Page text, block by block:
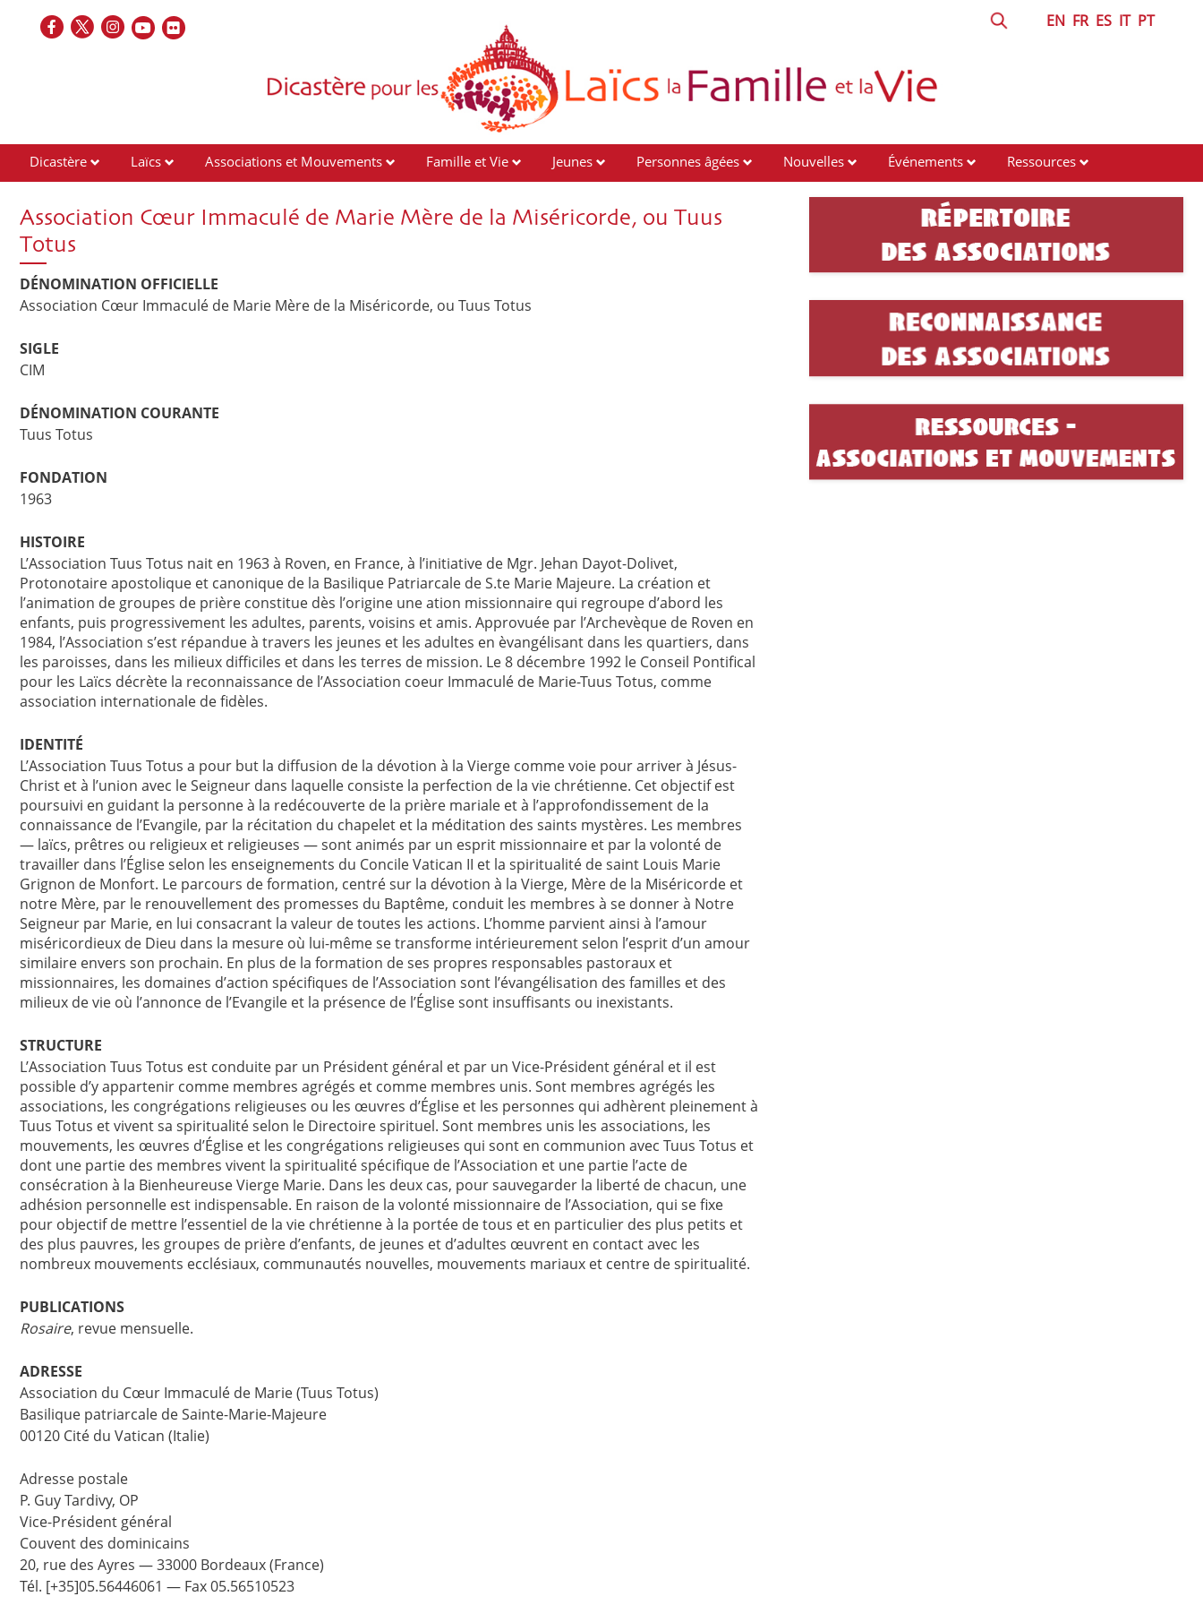
EN FR ES IT PT
Dicastère Laïcs Associations et Mouvements Famille et Vie Jeunes Personnes âgées Nouvelles Événements
Ressources
Association Cœur Immaculé de Marie Mère de la Miséricorde, ou Tuus
Totus
DÉNOMINATION OFFICIELLE
Association Cœur Immaculé de Marie Mère de la Miséricorde, ou Tuus Totus
SIGLE
CIM
DÉNOMINATION COURANTE
Tuus Totus
FONDATION
1963
HISTOIRE
L’Association Tuus Totus nait en 1963 à Roven, en France, à l’initiative de Mgr. Jehan Dayot-Dolivet,
Protonotaire apostolique et canonique de la Basilique Patriarcale de S.te Marie Majeure. La création et
l’animation de groupes de prière constitue dès l’origine une ation missionnaire qui regroupe d’abord les
enfants, puis progressivement les adultes, parents, voisins et amis. Approvuée par l’Archevèque de Roven en
1984, l’Association s’est répandue à travers les jeunes et les adultes en èvangélisant dans les quartiers, dans
les paroisses, dans les milieux difficiles et dans les terres de mission. Le 8 décembre 1992 le Conseil Pontifical
pour les Laïcs décrète la reconnaissance de l’Association coeur Immaculé de Marie-Tuus Totus, comme
association internationale de fidèles.
IDENTITÉ
L’Association Tuus Totus a pour but la diffusion de la dévotion à la Vierge comme voie pour arriver à Jésus-
Christ et à l’union avec le Seigneur dans laquelle consiste la perfection de la vie chrétienne. Cet objectif est
poursuivi en guidant la personne à la redécouverte de la prière mariale et à l’approfondissement de la
connaissance de l’Evangile, par la récitation du chapelet et la méditation des saints mystères. Les membres
— laïcs, prêtres ou religieux et religieuses — sont animés par un esprit missionnaire et par la volonté de
travailler dans l’Église selon les enseignements du Concile Vatican II et la spiritualité de saint Louis Marie
Grignon de Monfort. Le parcours de formation, centré sur la dévotion à la Vierge, Mère de la Miséricorde et
notre Mère, par le renouvellement des promesses du Baptême, conduit les membres à se donner à Notre
Seigneur par Marie, en lui consacrant la valeur de toutes les actions. L’homme parvient ainsi à l’amour
miséricordieux de Dieu dans la mesure où lui-même se transforme intérieurement selon l’esprit d’un amour
similaire envers son prochain. En plus de la formation de ses propres responsables pastoraux et
missionnaires, les domaines d’action spécifiques de l’Association sont l’évangélisation des familles et des
milieux de vie où l’annonce de l’Evangile et la présence de l’Église sont insuffisants ou inexistants.
STRUCTURE
L’Association Tuus Totus est conduite par un Président général et par un Vice-Président général et il est
possible d’y appartenir comme membres agrégés et comme membres unis. Sont membres agrégés les
associations, les congrégations religieuses ou les œuvres d’Église et les personnes qui adhèrent pleinement à
Tuus Totus et vivent sa spiritualité selon le Directoire spirituel. Sont membres unis les associations, les
mouvements, les œuvres d’Église et les congrégations religieuses qui sont en communion avec Tuus Totus et
dont une partie des membres vivent la spiritualité spécifique de l’Association et une partie l’acte de
consécration à la Bienheureuse Vierge Marie. Dans les deux cas, pour sauvegarder la liberté de chacun, une
adhésion personnelle est indispensable. En raison de la volonté missionnaire de l’Association, qui se fixe
pour objectif de mettre l’essentiel de la vie chrétienne à la portée de tous et en particulier des plus petits et
des plus pauvres, les groupes de prière d’enfants, de jeunes et d’adultes œuvrent en contact avec les
nombreux mouvements ecclésiaux, communautés nouvelles, mouvements mariaux et centre de spiritualité.
PUBLICATIONS
Rosaire, revue mensuelle.
ADRESSE
Association du Cœur Immaculé de Marie (Tuus Totus)
Basilique patriarcale de Sainte-Marie-Majeure
00120 Cité du Vatican (Italie)
Adresse postale
P. Guy Tardivy, OP
Vice-Président général
Couvent des dominicains
20, rue des Ayres — 33000 Bordeaux (France)
Tél. [+35]05.56446061 — Fax 05.56510523